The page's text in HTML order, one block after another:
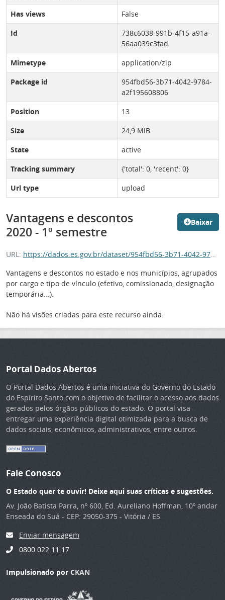
Baixar
Vantagens e descontos
2020 - 1º semestre
URL: https://dados.es.gov.br/dataset/954fbd56-3b71-4042-9784-a2f195608806/resource/738c6038-991b-4f15-a91a-56aa039c3fad/download/38-991b-4f15-a91a-56aa039c3fad
Vantagens e descontos no estado e nos municípios, agrupados
por cargo e tipo de vínculo (efetivo, comissionado, designação
temporária...).
Não há visões criadas para este recurso ainda.
Has views
False
Id
738c6038-991b-4f15-a91a-
56aa039c3fad
Mimetype
application/zip
Package id
954fbd56-3b71-4042-9784-
a2f195608806
Position
13
Size
24,9 MiB
State
active
Tracking summary
{'total': 0, 'recent': 0}
Url type
upload
Portal Dados Abertos
O Portal Dados Abertos é uma iniciativa do Governo do Estado
do Espírito Santo com o objetivo de facilitar o acesso aos dados
gerados pelos órgãos públicos do estado. O portal visa
entregar uma experiência digital otimizada para a busca de
dados sociais, econômicos, administrativos, entre outros.
Fale Conosco
O Estado quer te ouvir! Deixe aqui suas críticas e sugestões.
Av. João Batista Parra, nº 600, Ed. Aureliano Hoffman, 10º andar
Enseada do Suá - CEP: 29050-375 - Vitória / ES
Enviar mensagem
0800 022 11 17
Impulsionado por CKAN